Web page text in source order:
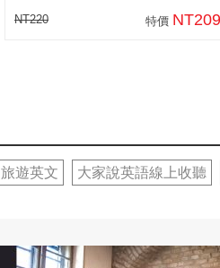
NT220 特價 NT209
旅遊英文 大家說英語線上收聽